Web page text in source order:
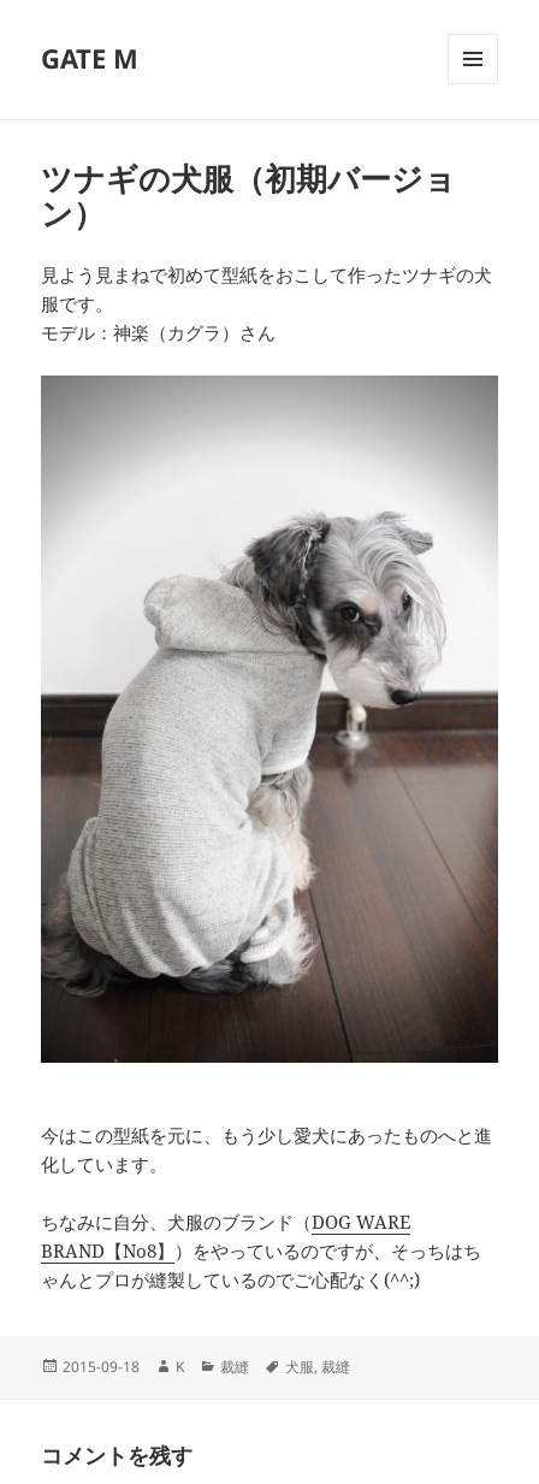
GATE M
ツナギの犬服（初期バージョ
ン）
見よう見まねで初めて型紙をおこして作ったツナギの犬
服です。
モデル：神楽（カグラ）さん
今はこの型紙を元に、もう少し愛犬にあったものへと進
化しています。
ちなみに自分、犬服のブランド（DOG WARE
BRAND【No8】 ）をやっているのですが、そっちはち
ゃんとプロが縫製しているのでご心配なく(^^;)
投
2015-09-18
作
K
カ
裁縫
タ
犬服,裁縫
コメントを残す